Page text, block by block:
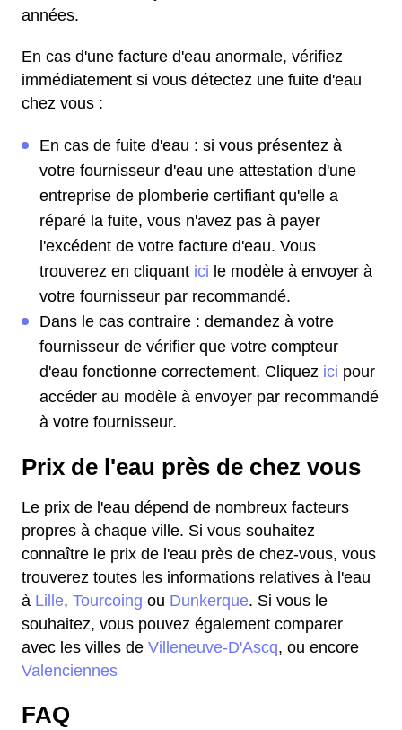
années.
En cas d'une facture d'eau anormale, vérifiez
immédiatement si vous détectez une fuite d'eau
chez vous :
En cas de fuite d'eau : si vous présentez à
votre fournisseur d'eau une attestation d'une
entreprise de plomberie certifiant qu'elle a
réparé la fuite, vous n'avez pas à payer
l'excédent de votre facture d'eau. Vous
trouverez en cliquant ici le modèle à envoyer à
votre fournisseur par recommandé.
Dans le cas contraire : demandez à votre
fournisseur de vérifier que votre compteur
d'eau fonctionne correctement. Cliquez ici pour
accéder au modèle à envoyer par recommandé
à votre fournisseur.
Prix de l'eau près de chez vous
Le prix de l'eau dépend de nombreux facteurs
propres à chaque ville. Si vous souhaitez
connaître le prix de l'eau près de chez-vous, vous
trouverez toutes les informations relatives à l'eau
à Lille, Tourcoing ou Dunkerque. Si vous le
souhaitez, vous pouvez également comparer
avec les villes de Villeneuve-D'Ascq, ou encore
Valenciennes
FAQ